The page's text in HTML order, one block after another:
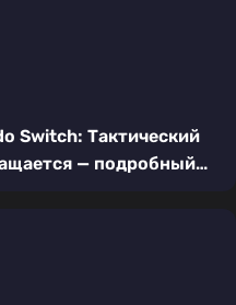
Switch: Тактический
— подробный